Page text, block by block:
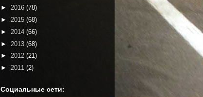
► 2016 (78)
► 2015 (68)
► 2014 (66)
► 2013 (68)
► 2012 (21)
► 2011 (2)
Социальные сети: